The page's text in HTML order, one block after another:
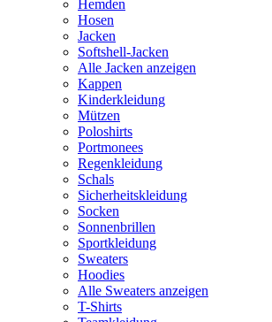
Hemden
Hosen
Jacken
Softshell-Jacken
Alle Jacken anzeigen
Kappen
Kinderkleidung
Mützen
Poloshirts
Portmonees
Regenkleidung
Schals
Sicherheitskleidung
Socken
Sonnenbrillen
Sportkleidung
Sweaters
Hoodies
Alle Sweaters anzeigen
T-Shirts